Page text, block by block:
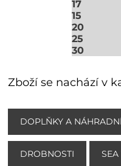
17
15
20
25
30
Zboží se nachází v
DOPLŇKY A
DROBNOSTI